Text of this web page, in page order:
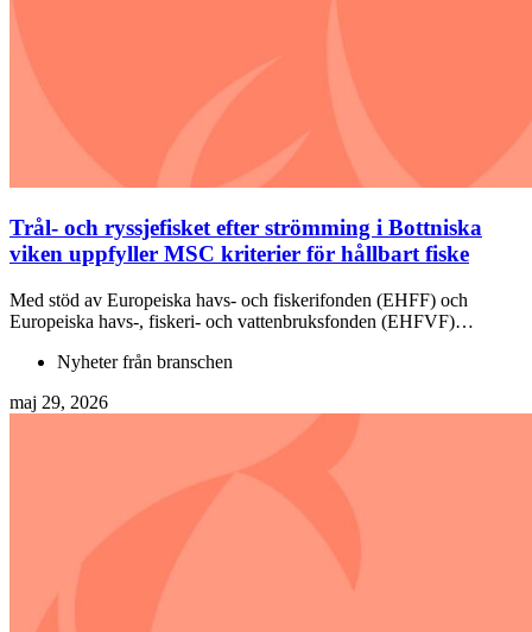
Trål- och ryssjefisket efter strömming i Bottniska
viken uppfyller MSC kriterier för hållbart fiske
Med stöd av Europeiska havs- och fiskerifonden (EHFF) och
Europeiska havs-, fiskeri- och vattenbruksfonden (EHFVF)…
Nyheter från branschen
maj 29, 2026